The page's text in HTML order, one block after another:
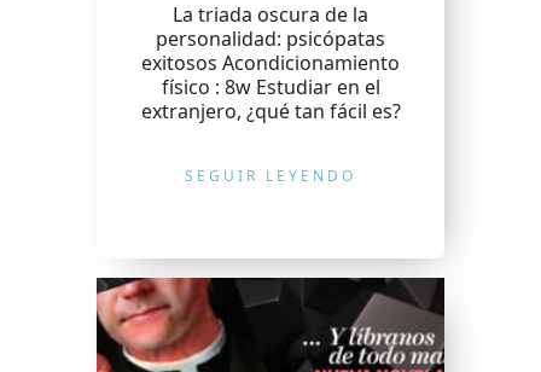
La triada oscura de la
personalidad: psicópatas
exitosos Acondicionamiento
físico : 8w Estudiar en el
extranjero, ¿qué tan fácil es?
SEGUIR LEYENDO